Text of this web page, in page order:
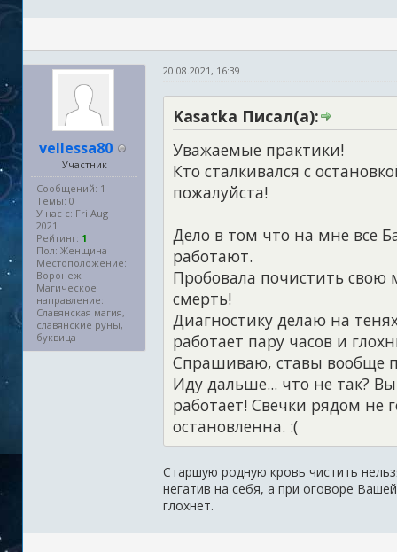
vellessa80
Участник
Сообщений: 1
Темы: 0
У нас с: Fri Aug
2021
Рейтинг: 1
Пол: Женщина
Местоположение:
Воронеж
Магическое
направление:
Славянская магия,
славянские руны,
буквица
20.08.2021, 16:39
Kasatka Писал(а):
Уважаемые практики!
Кто сталкивался с
пожалуйста!
Дело в том что на мне все
работают.
Пробовала почистить свою
смерть!
Диагностику делаю на
работает пару часов и
Спрашиваю, ставы вообще
Иду дальше... что не так?
работает! Свечки рядом не
остановленна. :(
Старшую родную кровь чистить
негатив на себя, а при оговоре
глохнет.